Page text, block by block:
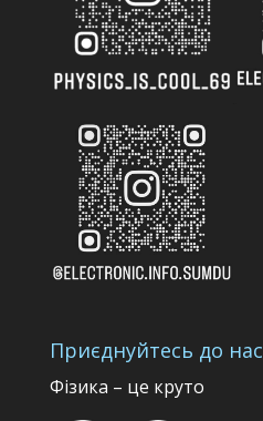
Приєднуйтесь до нас
Фізика – це круто